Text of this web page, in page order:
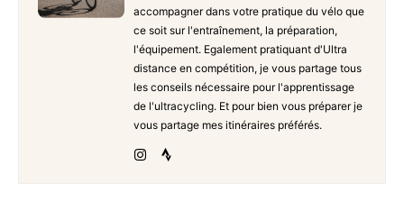
accompagner dans votre pratique du vélo que
ce soit sur l'entraînement, la préparation,
l'équipement. Egalement pratiquant d'Ultra
distance en compétition, je vous partage tous
les conseils nécessaire pour l'apprentissage
de l'ultracycling. Et pour bien vous préparer je
vous partage mes itinéraires préférés.